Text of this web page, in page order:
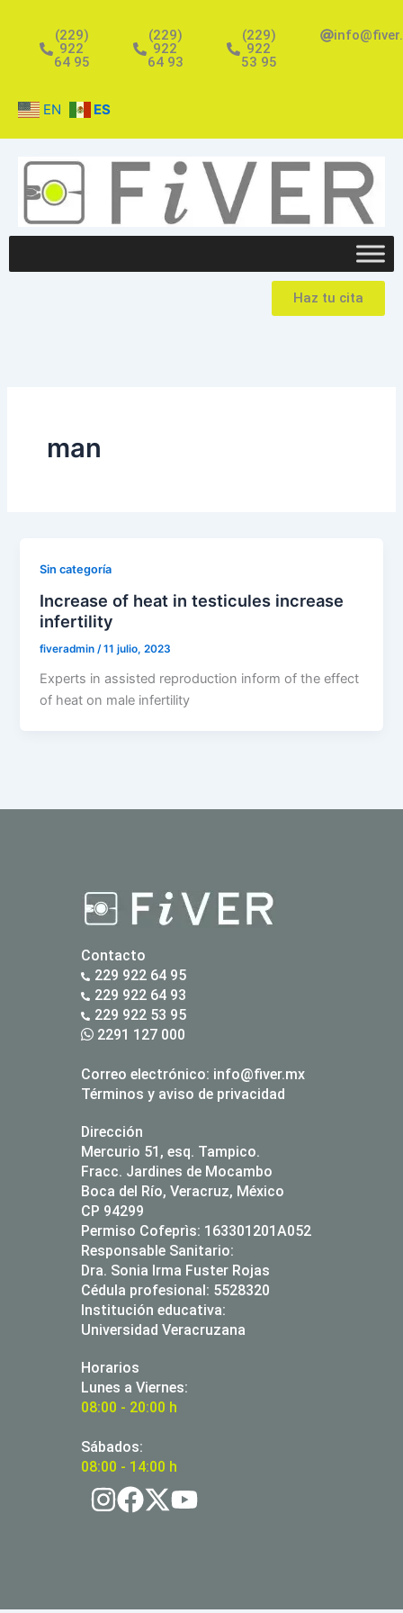
contenido
(229)
922
64 95
(229)
922
64 93
(229)
922
53 95
EN ES
Haz tu cita
man
Sin categoría
Increase of heat in testicules increase
infertility
fiveradmin/11 julio, 2023
Experts in assisted reproduction inform of the effect
of heat on male infertility
Contacto
229 922 64 95
229 922 64 93
229 922 53 95
2291 127 000
Correo electrónico: info@fiver.mx
Términos y aviso de privacidad
Dirección
Mercurio 51, esq. Tampico.
Fracc. Jardines de Mocambo
Boca del Río, Veracruz, México
CP 94299
Permiso Cofeprìs: 163301201A052
Responsable Sanitario:
Dra. Sonia Irma Fuster Rojas
Cédula profesional: 5528320
Institución educativa:
Universidad Veracruzana
Horarios
Lunes a Viernes:
08:00 - 20:00 h
Sábados:
08:00 - 14:00 h